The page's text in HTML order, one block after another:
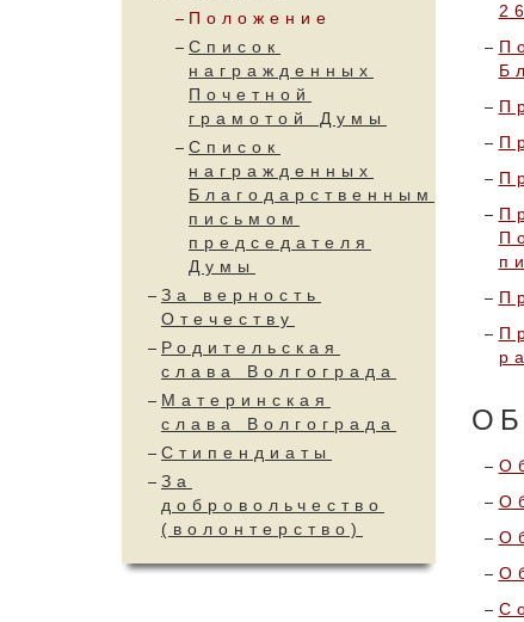
Положение
Список
награжденных
Почетной
грамотой Думы
Список
награжденных
Благодарственным
письмом
председателя
Думы
За верность
Отечеству
Родительская
слава Волгограда
Материнская
слава Волгограда
Стипендиаты
За
добровольчество
(волонтерство)